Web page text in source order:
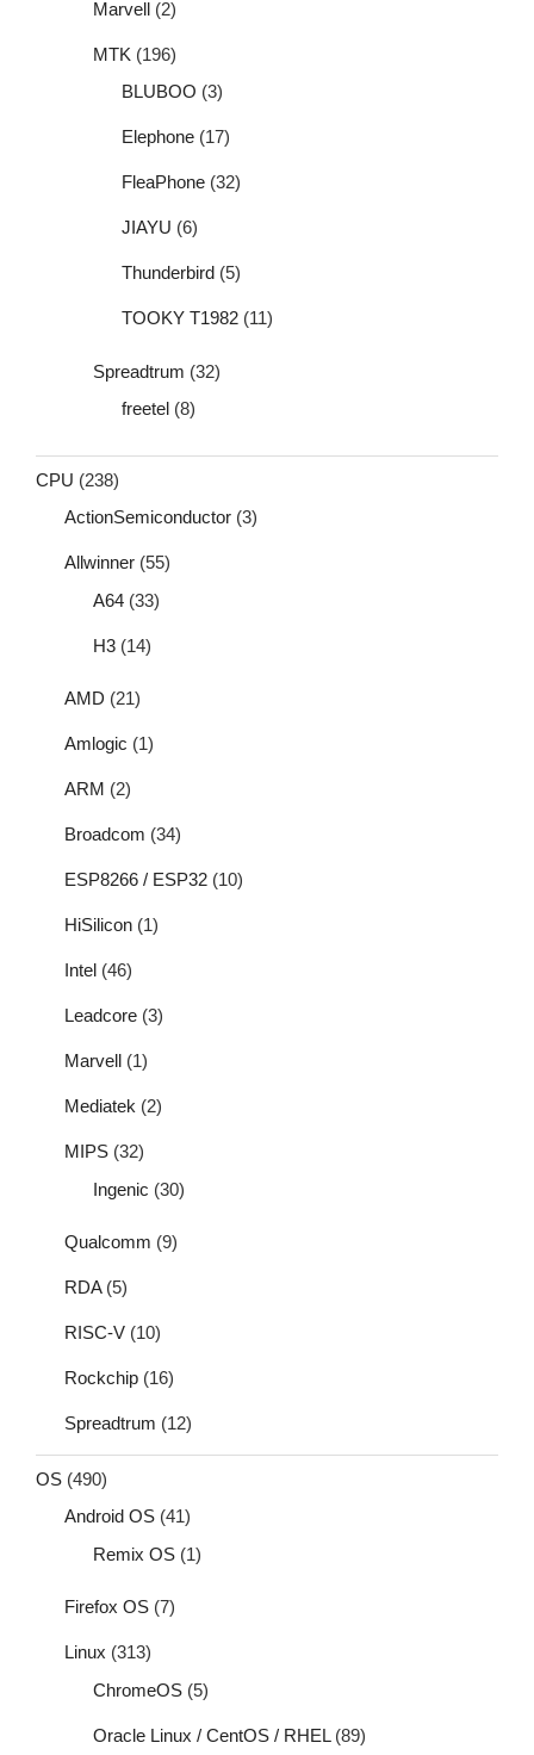
Marvell (2)
MTK (196)
BLUBOO (3)
Elephone (17)
FleaPhone (32)
JIAYU (6)
Thunderbird (5)
TOOKY T1982 (11)
Spreadtrum (32)
freetel (8)
CPU (238)
ActionSemiconductor (3)
Allwinner (55)
A64 (33)
H3 (14)
AMD (21)
Amlogic (1)
ARM (2)
Broadcom (34)
ESP8266 / ESP32 (10)
HiSilicon (1)
Intel (46)
Leadcore (3)
Marvell (1)
Mediatek (2)
MIPS (32)
Ingenic (30)
Qualcomm (9)
RDA(5)
RISC-V (10)
Rockchip (16)
Spreadtrum (12)
OS (490)
Android OS (41)
Remix OS (1)
Firefox OS (7)
Linux (313)
ChromeOS (5)
Oracle Linux / CentOS / RHEL(89)